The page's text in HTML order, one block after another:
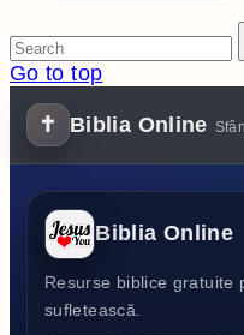
Go to top
✝ Biblia Online
Biblia Online
Resurse biblice gratuite
sufletească.